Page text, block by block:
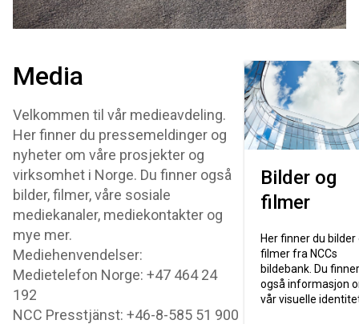
Media
Velkommen til vår medieavdeling.
Her finner du pressemeldinger og
nyheter om våre prosjekter og
virksomhet i Norge. Du finner også
bilder, filmer, våre sosiale
mediekanaler, mediekontakter og
mye mer.
Mediehenvendelser:
Medietelefon Norge: +47 464 24
192
NCC Presstjänst: +46-8-585 51 900
Bilder og
filmer
Her finner du bilder
filmer fra NCCs
bildebank. Du finner
også informasjon
vår visuelle